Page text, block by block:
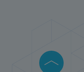
öppnas i